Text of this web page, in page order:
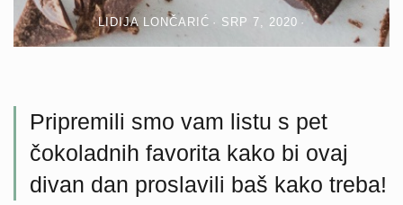
LIDIJA LONČARIĆ SRP 7, 2020
Pripremili smo vam listu s pet
čokoladnih favorita kako bi ovaj
divan dan proslavili baš kako treba!